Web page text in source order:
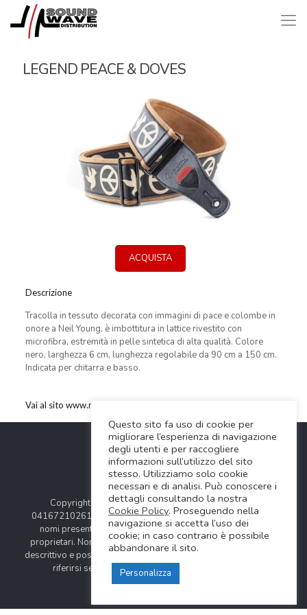
LEGEND PEACE & DOVES
ACQUISTA
Descrizione
Tracolla in tessuto decorata con immagini di pace e colombe in
onore a Neil Young, è imbottitura in lattice rivestito con
microfibra, estremità in pelle sintetica di alta qualità. Colore
nero, larghezza 6 cm, lunghezza regolabile da 90 cm a 150 cm.
Indicata per chitarra e basso.
Vai al sito www.rightonstraps.com
Copyright © 2024 Soundwave Distribution Srl - P.I.
04167210261 |
COOKIES POLICY| Tutti i marchi, i prodotti e i
nomi presentati in questo sito sono registrati dai legittimi
proprietari. Nomi e caratteristiche sono citati solamente al fine
descrittivo e possono variare senza obbligo di preavviso, quindi
riferirsi sempre ai siti web dei rispettivi costruttori.
Questo sito fa uso di cookie per
migliorare l’esperienza di navigazione
degli utenti e per raccogliere
informazioni sull’utilizzo del sito
stesso. Utilizziamo solo cookie
necessari e di analisi. Può conoscere i
dettagli consultando la nostra
Cookie Policy. Proseguendo nella
navigazione si accetta l’uso dei
cookie; in caso contrario è possibile
abbandonare il sito.
Personalizza